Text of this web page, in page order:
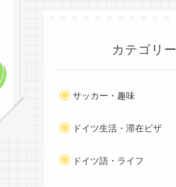
カテゴリー
サッカー・趣味
ドイツ生活・滞在ビザ
ドイツ語・ライフ